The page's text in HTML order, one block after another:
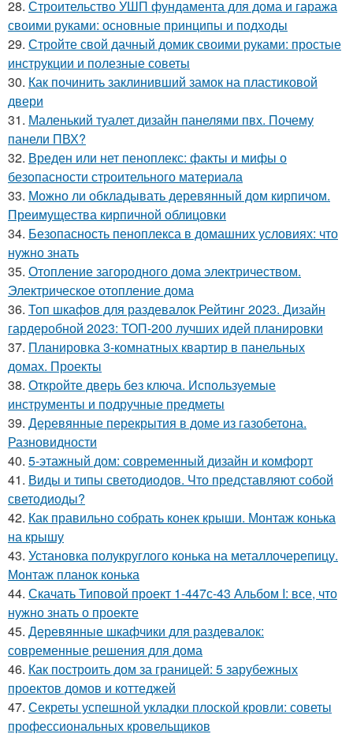
28. Строительство УШП фундамента для дома и гаража
своими руками: основные принципы и подходы
29. Стройте свой дачный домик своими руками: простые
инструкции и полезные советы
30. Как починить заклинивший замок на пластиковой
двери
31. Маленький туалет дизайн панелями пвх. Почему
панели ПВХ?
32. Вреден или нет пеноплекс: факты и мифы о
безопасности строительного материала
33. Можно ли обкладывать деревянный дом кирпичом.
Преимущества кирпичной облицовки
34. Безопасность пеноплекса в домашних условиях: что
нужно знать
35. Отопление загородного дома электричеством.
Электрическое отопление дома
36. Топ шкафов для раздевалок Рейтинг 2023. Дизайн
гардеробной 2023: ТОП-200 лучших идей планировки
37. Планировка 3-комнатных квартир в панельных
домах. Проекты
38. Откройте дверь без ключа. Используемые
инструменты и подручные предметы
39. Деревянные перекрытия в доме из газобетона.
Разновидности
40. 5-этажный дом: современный дизайн и комфорт
41. Виды и типы светодиодов. Что представляют собой
светодиоды?
42. Как правильно собрать конек крыши. Монтаж конька
на крышу
43. Установка полукруглого конька на металлочерепицу.
Монтаж планок конька
44. Скачать Типовой проект 1-447с-43 Альбом I: все, что
нужно знать о проекте
45. Деревянные шкафчики для раздевалок:
современные решения для дома
46. Как построить дом за границей: 5 зарубежных
проектов домов и коттеджей
47. Секреты успешной укладки плоской кровли: советы
профессиональных кровельщиков